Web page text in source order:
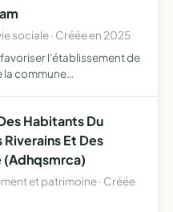
sociale · Créée en 2025
l'établissement de
la commune
Habitants Du
Et Des
(Adhqsmrca)
et patrimoine · Créée